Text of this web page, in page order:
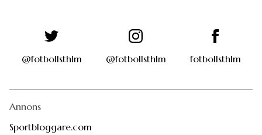
@fotbollsthlm @fotbollsthlm fotbollsthlm
Annons
Sportbloggare.com